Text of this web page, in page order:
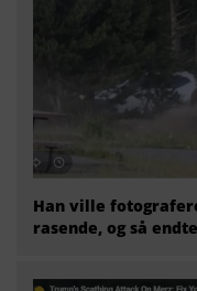
Han ville
rasende, og så